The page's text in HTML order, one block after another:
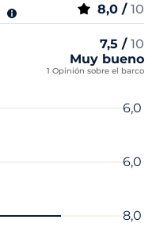
8,0 / 10
7,5 / 10
Muy bueno
1 Opinión sobre el barco
6,0
6,0
8,0